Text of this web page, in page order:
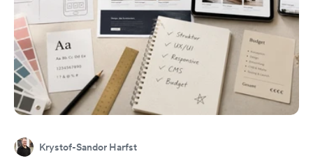
Krystof-Sandor Harfst